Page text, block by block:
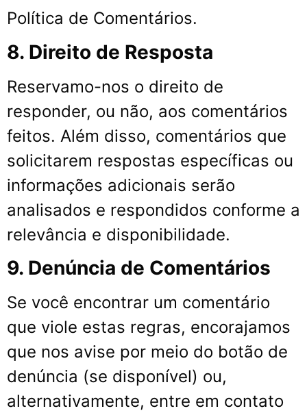
Política de Comentários.
8. Direito de Resposta
Reservamo-nos o direito de
responder, ou não, aos comentários
feitos. Além disso, comentários que
solicitarem respostas específicas ou
informações adicionais serão
analisados e respondidos conforme a
relevância e disponibilidade.
9. Denúncia de Comentários
Se você encontrar um comentário
que viole estas regras, encorajamos
que nos avise por meio do botão de
denúncia (se disponível) ou,
alternativamente, entre em contato